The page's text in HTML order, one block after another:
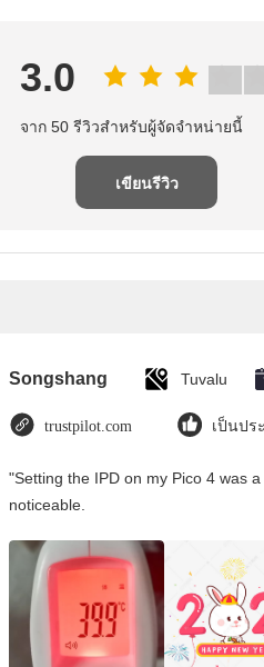
3.0
จาก 50 รีวิวสําหรับผู้จัดจําหน่ายนี้
เขียนรีวิว
Songshang Tuvalu
trustpilot.com เป็นปร
"Setting the IPD on my Pico 4 was
noticeable.